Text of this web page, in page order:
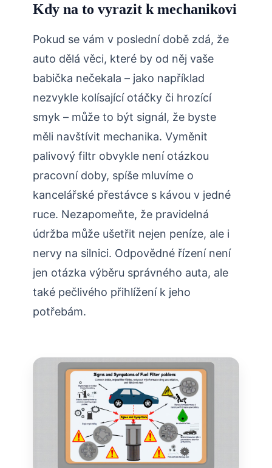
Kdy na to vyrazit k mechanikovi
Pokud se vám v poslední době zdá, že
auto dělá věci, které by od něj vaše
babička nečekala – jako například
nezvykle kolísající otáčky či hrozící
smyk – může to být signál, že byste
měli navštívit mechanika. Vyměnit
palivový filtr obvykle není otázkou
pracovní doby, spíše mluvíme o
kancelářské přestávce s kávou v jedné
ruce. Nezapomeňte, že pravidelná
údržba může ušetřit nejen peníze, ale i
nervy na silnici. Odpovědné řízení není
jen otázka výběru správného auta, ale
také pečlivého přihlížení k jeho
potřebám.